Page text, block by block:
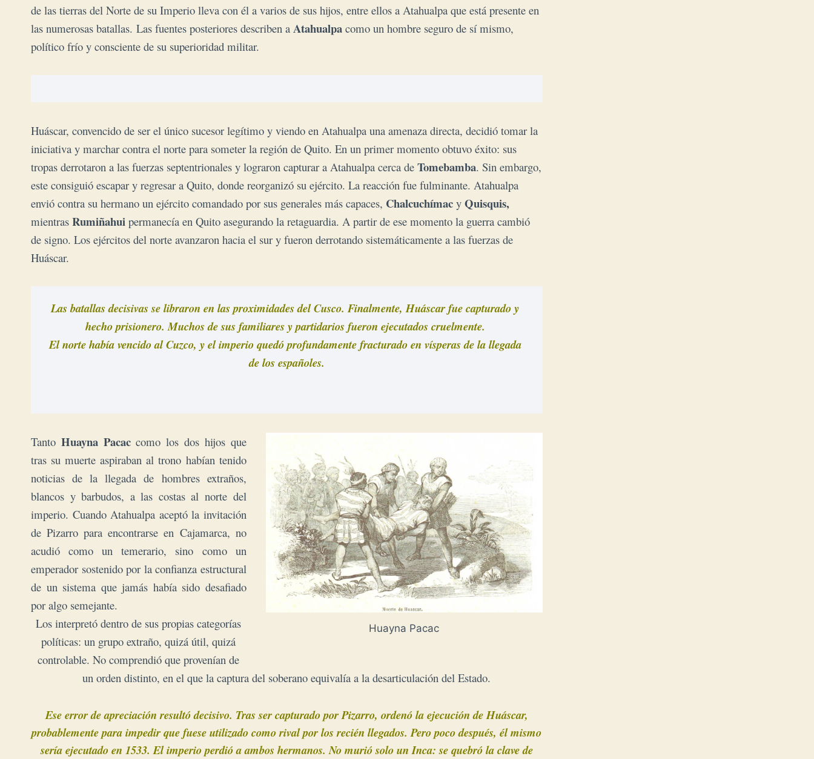
de las tierras del Norte de su Imperio lleva con él a varios de sus hijos, entre ellos a Atahualpa que está presente en
las numerosas batallas. Las fuentes posteriores describen a Atahualpa como un hombre seguro de sí mismo,
político frío y consciente de su superioridad militar.
Huáscar, convencido de ser el único sucesor legítimo y viendo en Atahualpa una amenaza directa, decidió tomar la
iniciativa y marchar contra el norte para someter la región de Quito. En un primer momento obtuvo éxito: sus
tropas derrotaron a las fuerzas septentrionales y lograron capturar a Atahualpa cerca de Tomebamba. Sin embargo,
este consiguió escapar y regresar a Quito, donde reorganizó su ejército. La reacción fue fulminante. Atahualpa
envió contra su hermano un ejército comandado por sus generales más capaces, Chalcuchímac y Quisquis,
mientras Rumiñahui permanecía en Quito asegurando la retaguardia. A partir de ese momento la guerra cambió
de signo. Los ejércitos del norte avanzaron hacia el sur y fueron derrotando sistemáticamente a las fuerzas de
Huáscar.
Las batallas decisivas se libraron en las proximidades del Cusco. Finalmente, Huáscar fue capturado y
hecho prisionero. Muchos de sus familiares y partidarios fueron ejecutados cruelmente.
El norte había vencido al Cuzco, y el imperio quedó profundamente fracturado en vísperas de la llegada
de los españoles.
Huayna Pacac
Tanto Huayna Pacaccomo los dos hijos que
tras su muerte aspiraban al trono habían tenido
noticias de la llegada de hombres extraños,
blancos y barbudos, a las costas al norte del
imperio. Cuando Atahualpa aceptó la invitación
de Pizarro para encontrarse en Cajamarca, no
acudió como un temerario, sino como un
emperador sostenido por la confianza estructural
de un sistema que jamás había sido desafiado
por algo semejante.
Los interpretó dentro de sus propias categorías
políticas: un grupo extraño, quizá útil, quizá
controlable. No comprendió que provenían de
un orden distinto, en el que la captura del soberano equivalía a la desarticulación del Estado.
Ese error de apreciación resultó decisivo. Tras ser capturado por Pizarro, ordenó la ejecución de Huáscar,
probablemente para impedir que fuese utilizado como rival por los recién llegados. Pero poco después, él mismo
sería ejecutado en 1533. El imperio perdió a ambos hermanos. No murió solo un Inca: se quebró la clave de